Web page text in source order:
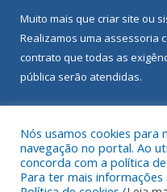
Muito mais que criar site ou
Realizamos uma assessoria
contrato que todas as
pública serão atendidas.
Nós usamos cookies para
navegação no portal. Ao
concorda com a política
Para ter mais